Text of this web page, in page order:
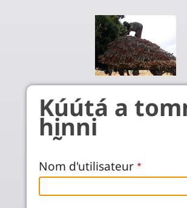
Kúútá a
hḭnni
Nom d'utilisateur